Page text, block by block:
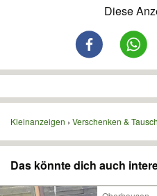
Diese
Kleinanzeigen Verschenken &
Das könnte dich auch